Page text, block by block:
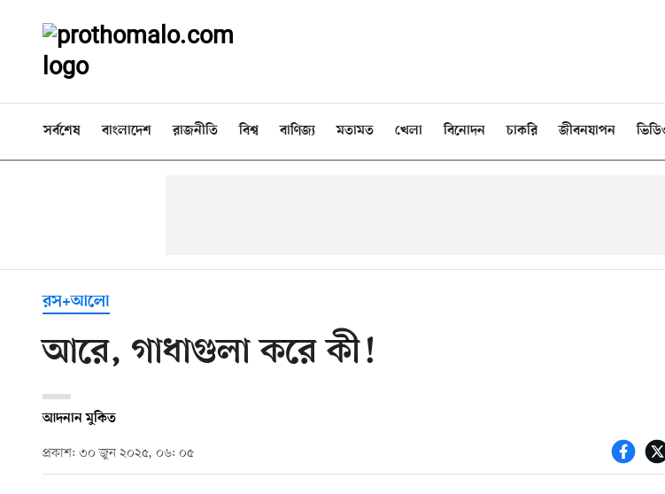
সর্বশেষ বাংলাদেশ রাজনীতি বিশ্ব বাণিজ্য মতামত খেলা বিনোদন চাকরি জীবনযাপন
রস+আলো
আরে, গাধাগুলা করে কী!
আদনান মুকিত
প্রকাশ: ৩০ জুন ২০২৫, ০৬: ০৫